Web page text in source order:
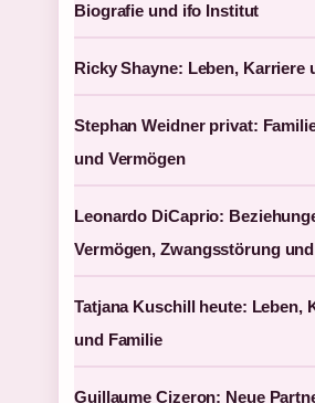
Biografie und ifo Institut
Ricky Shayne: Leben, Karriere
Stephan Weidner privat:
und Vermögen
Leonardo DiCaprio:
Vermögen, Zwangsstörung
Tatjana Kuschill heute: Leben,
und Familie
Guillaume Cizeron: Neue